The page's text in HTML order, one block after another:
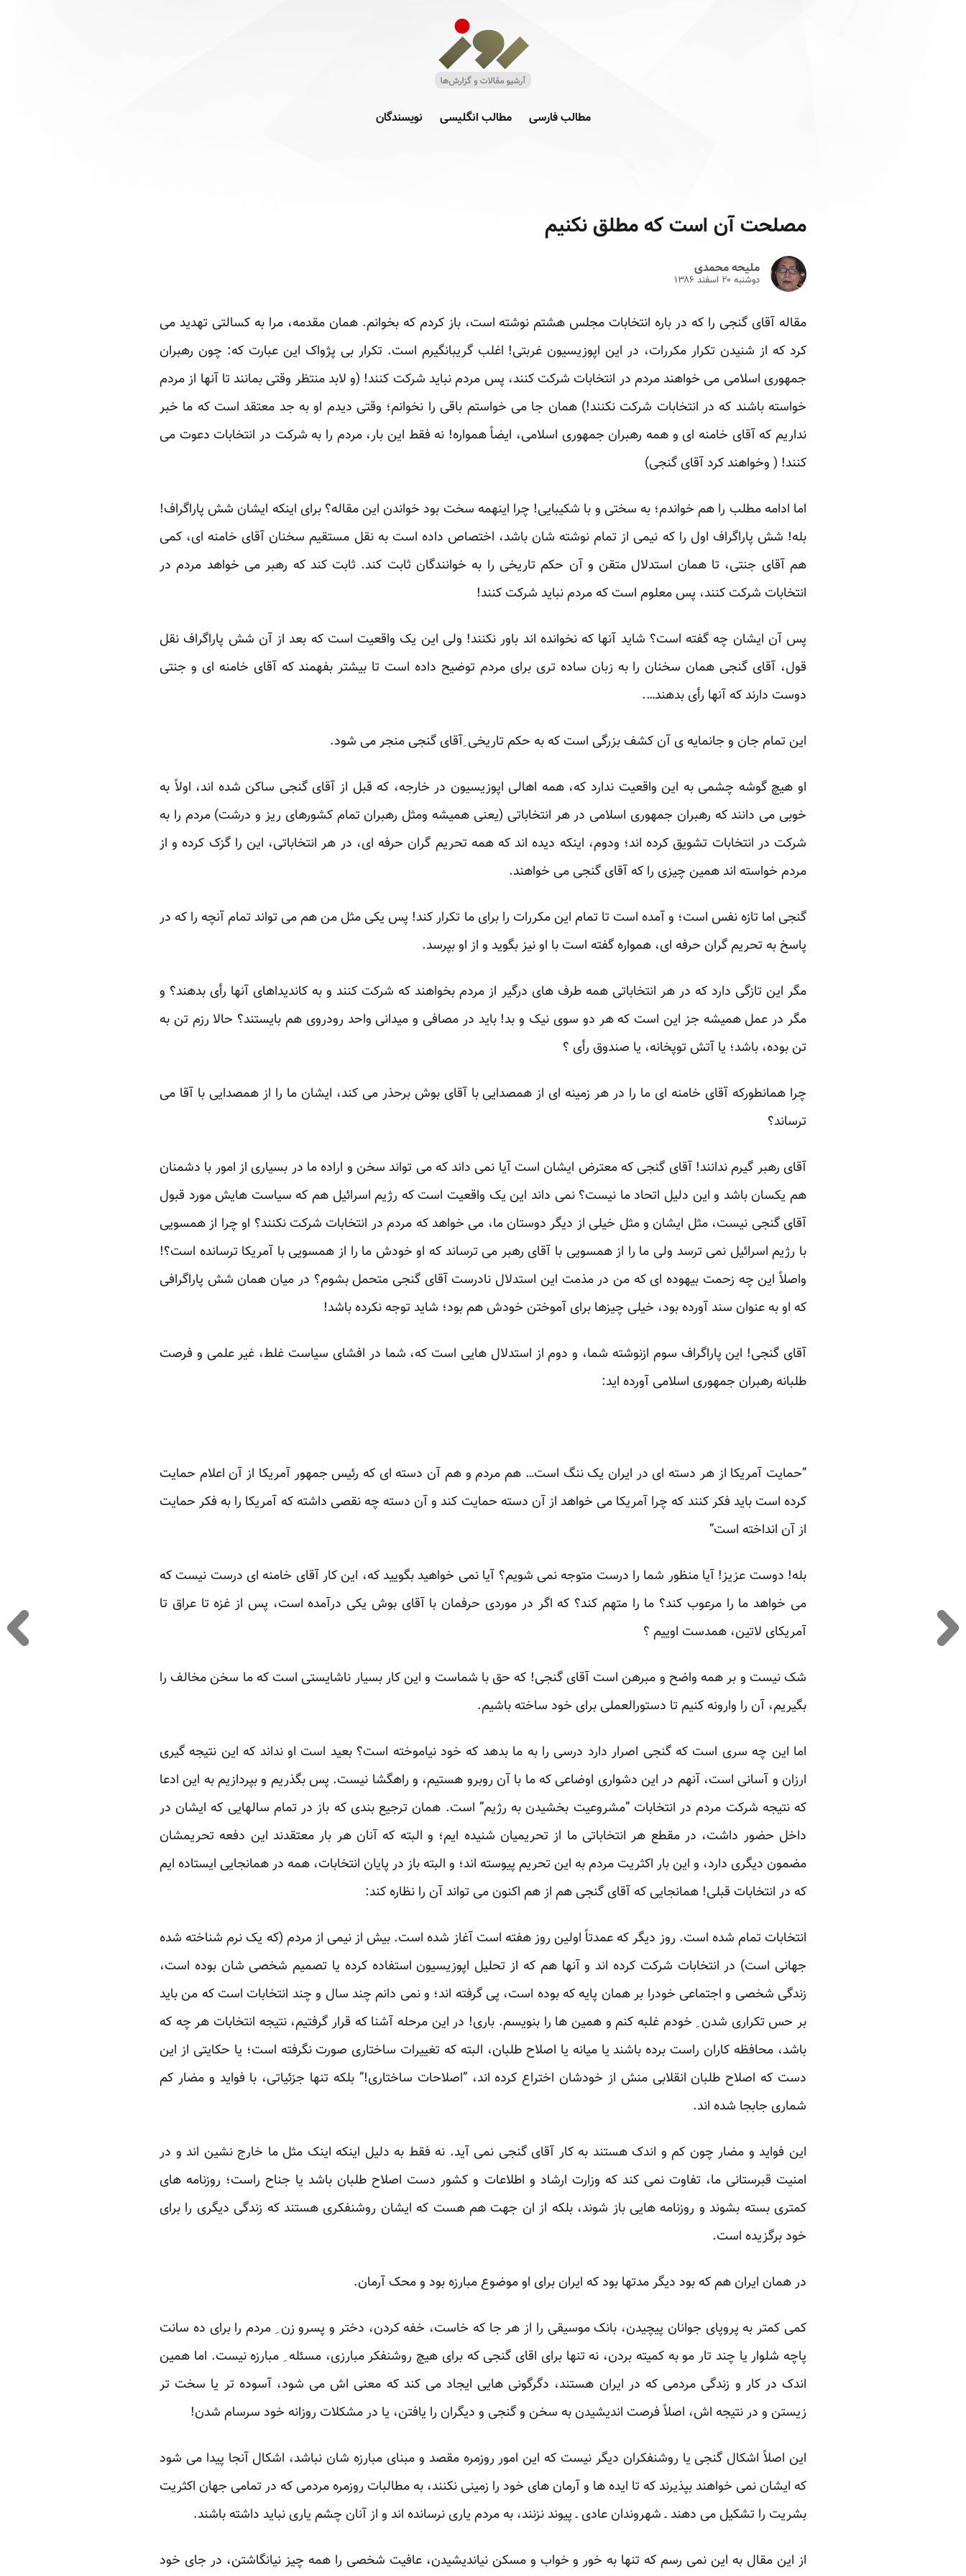
مطالب فارسی مطالب انگلیسی نویسندگان
مصلحت آن است که مطلق نکنیم
ملیحه محمدی
دوشنبه ۲۰ اسفند ۱۳۸۶
مقاله آقای گنجی را که در باره انتخابات مجلس هشتم نوشته است، باز کردم که بخوانم. همان مقدمه، مرا به کسالتی ‏تهدید می
کرد که از شنیدن تکرار مکررات، در این اپوزیسیون غربتی! اغلب گریبانگیرم است. تکرار بی پژواک این ‏عبارت که: چون رهبران
جمهوری اسلامی می خواهند مردم در انتخابات شرکت کنند، پس مردم نباید شرکت کنند! (و ‏لابد منتظر وقتی بمانند تا آنها از مردم
خواسته باشند که در انتخابات شرکت نکنند!) همان جا می خواستم باقی را ‏نخوانم؛ وقتی دیدم او به جد معتقد است که ما خبر
نداریم که آقای خامنه ای و همه رهبران جمهوری اسلامی، ایضاً ‏همواره! نه فقط این بار، مردم را به شرکت در انتخابات دعوت می
کنند! ( وخواهند کرد آقای گنجی)‏
اما ادامه مطلب را هم خواندم؛ به سختی و با شکیبایی! چرا اینهمه سخت بود خواندن این مقاله؟ برای اینکه ایشان شش ‏پاراگراف!
بله! شش پاراگراف اول را که نیمی از تمام نوشته شان باشد، اختصاص داده است به نقل مستقیم سخنان آقای ‏خامنه ای، کمی
هم آقای جنتی، تا همان استدلال متقن و آن حکم تاریخی را به خوانندگان ثابت کند. ثابت کند که رهبر ‏می خواهد مردم در
انتخابات شرکت کنند، پس معلوم است که مردم نباید شرکت کنند! ‏
پس آن ایشان چه گفته است؟ شاید آنها که نخوانده اند باور نکنند! ولی این یک واقعیت است که بعد از آن شش پاراگراف ‏نقل
قول، آقای گنجی همان سخنان را به زبان ساده تری برای مردم توضیح داده است تا بیشتر بفهمند که آقای خامنه ای ‏و جنتی
دوست دارند که آنها رأی بدهند….‏
این تمام جان و جانمایه ی آن کشف بزرگی است که به حکم تاریخی ِآقای گنجی منجر می شود.‏
او هیچ گوشه چشمی به این واقعیت ندارد که، همه اهالی اپوزیسیون در خارجه، که قبل از آقای گنجی ساکن شده اند، ‏اولاً به
خوبی می دانند که رهبران جمهوری اسلامی در هر انتخاباتی (یعنی همیشه ومثل رهبران تمام کشورهای ریز و ‏درشت) مردم را به
شرکت در انتخابات تشویق کرده اند؛ ودوم، اینکه دیده اند که همه تحریم گران حرفه ای، در هر ‏انتخاباتی، این را گزک کرده و از
مردم خواسته اند همین چیزی را که آقای گنجی می خواهند. ‏
گنجی اما تازه نفس است؛ و آمده است تا تمام این مکررات را برای ما تکرار کند! پس یکی مثل من‏‎ ‎هم می تواند تمام ‏آنچه را که در
پاسخ به تحریم گران حرفه ای، همواره گفته است با او نیز بگوید و از او بپرسد.‏
مگر این تازگی دارد که در هر انتخاباتی همه طرف های درگیر از مردم بخواهند که شرکت کنند و به کاندیداهای آنها ‏رأی بدهند؟ و
مگر در عمل همیشه جز این است که هر دو سوی نیک و بد! باید در مصافی و میدانی واحد رودروی هم ‏بایستند؟ حالا رزم تن به
تن بوده، باشد؛ یا آتش توپخانه، یا صندوق رأی ؟‏
چرا همانطورکه آقای خامنه ای ما را در هر زمینه ای از همصدایی با آقای بوش برحذر می کند، ایشان ما را از ‏همصدایی با آقا می
ترساند؟‏
آقای رهبر گیرم ندانند! آقای گنجی که معترض ایشان است آیا نمی داند که می تواند سخن و اراده ما در بسیاری از ‏امور با دشمنان
هم یکسان باشد و این دلیل اتحاد ما نیست؟ نمی داند این یک واقعیت است که رژیم اسرائیل هم که ‏سیاست هایش مورد قبول
آقای گنجی نیست، مثل ایشان و مثل خیلی از دیگر دوستان ما، می خواهد که مردم در انتخابات ‏شرکت نکنند؟ او چرا از همسویی
با رژیم اسرائیل نمی ترسد ولی ما را از همسویی با آقای رهبر می ترساند که او ‏خودش ما را از همسویی با آمریکا ترسانده است؟!
واصلاً این چه زحمت بیهوده ای که من در مذمت این استدلال ‏نادرست آقای گنجی متحمل بشوم؟ در میان همان شش پاراگرافی
که او به عنوان سند آورده بود، خیلی چیزها برای ‏آموختن خودش هم بود؛ شاید توجه نکرده باشد!‏
آقای گنجی! این پاراگراف سوم ازنوشته شما، و دوم از استدلال هایی است که، شما در افشای سیاست غلط، غیر علمی ‏و فرصت
طلبانه رهبران جمهوری اسلامی آورده اید:‏
‏”حمایت آمریکا از هر دسته ای در ایران یک ننگ است… هم مردم و هم آن دسته ای که رئیس جمهور آمریکا از آن ‏اعلام ‏حمایت
کرده است باید فکر کنند که چرا آمریکا می خواهد از آن دسته حمایت کند و آن دسته چه نقصی داشته که ‏آمریکا را ‏به فکر حمایت
از آن انداخته است” ‏
بله! دوست عزیز! آیا منظور شما را درست متوجه نمی شویم؟ آیا نمی خواهید بگویید که، این کار آقای خامنه ای ‏درست نیست که
می خواهد ما را مرعوب کند؟ ما را متهم کند؟ که اگر در موردی حرفمان با آقای بوش یکی درآمده ‏است، پس از غزه تا عراق تا
آمریکای لاتین، همدست اوییم ؟
شک نیست و بر همه واضح و مبرهن است آقای گنجی! که حق با شماست و این کار بسیار ناشایستی است که ما سخن ‏مخالف را
بگیریم، آن را وارونه کنیم تا دستورالعملی برای خود ساخته باشیم. ‏
اما این چه سری است که گنجی اصرار دارد درسی را به ما بدهد که خود نیاموخته است؟ بعید است او نداند که این ‏نتیجه گیری
ارزان و آسانی است، آنهم در این دشواری اوضاعی که ما با آن روبرو هستیم، و راهگشا نیست. پس ‏بگذریم و بپردازیم به این ادعا
که نتیجه شرکت مردم در انتخابات‎ ‎‏”مشروعیت بخشیدن به رژیم” است. همان ترجیع ‏بندی که باز در تمام سالهایی که ایشان در
داخل حضور داشت، در مقطع هر انتخاباتی ما از تحریمیان شنیده ایم؛ و البته ‏که آنان هر بار معتقدند این دفعه تحریمشان
مضمون دیگری دارد، و این بار اکثریت مردم به این تحریم پیوسته اند؛ و ‏البته باز در پایان انتخابات، همه در همانجایی ایستاده ایم
که در انتخابات قبلی! همانجایی که آقای گنجی هم از هم اکنون ‏می تواند آن را نظاره کند:‏
انتخابات تمام شده است. روز دیگر که عمدتاً اولین روز هفته است آغاز شده است. بیش از نیمی از مردم (که یک نرم ‏شناخته شده
جهانی است) در انتخابات شرکت کرده اند و آنها هم که از تحلیل اپوزیسیون استفاده کرده یا تصمیم شخصی ‏شان بوده است،
زندگی شخصی و اجتماعی خودرا بر همان پایه که بوده است، پی گرفته اند؛ و نمی دانم چند سال و چند ‏انتخابات است که من باید
بر حس تکراری شدن ِ خودم غلبه کنم و همین ها را بنویسم. باری! در این مرحله آشنا که قرار ‏گرفتیم، نتیجه انتخابات هر چه که
باشد، محافظه کاران راست برده باشند یا میانه یا اصلاح طلبان، البته که تغییرات ‏ساختاری صورت نگرفته است؛ یا حکایتی از این
دست که اصلاح طلبان انقلابی منش از خودشان اختراع کرده اند، ‏‏”اصلاحات ساختاری!” بلکه تنها جزئیاتی، با فواید و مضار کم
شماری جابجا شده اند. ‏
این فواید و مضار چون کم و اندک هستند به کار آقای گنجی نمی آید. نه فقط به دلیل اینکه اینک مثل ما خارج نشین اند و ‏در
امنیت قبرستانی ما، تفاوت نمی کند که وزارت ارشاد و اطلاعات و کشور دست اصلاح طلبان باشد یا جناح راست؛ ‏روزنامه های
کمتری بسته بشوند و روزنامه هایی باز شوند، بلکه از ان جهت هم هست که ایشان روشنفکری هستند که ‏زندگی دیگری را برای
خود برگزیده است. ‏
در همان ایران هم که بود دیگر مدتها بود که ایران برای او موضوع مبارزه بود و محک آرمان.‏
کمی کمتر به پروپای جوانان پیچیدن، بانک موسیقی را از هر جا که خاست، خفه کردن، دختر و پسرو زن ِ مردم را ‏برای ده سانت
پاچه شلوار یا چند تار مو به کمیته بردن، نه تنها برای اقای گنجی که برای هیچ روشنفکر مبارزی، ‏مسئله ِ مبارزه نیست. اما همین
اندک در کار و زندگی مردمی که در ایران هستند، دگرگونی هایی ایجاد می کند که ‏معنی اش می شود، آسوده تر یا سخت تر
زیستن و در نتیجه اش، اصلاً فرصت اندیشیدن به سخن و گنجی و دیگران را ‏یافتن، یا در مشکلات روزانه خود سرسام شدن! ‏
این اصلاً اشکال گنجی یا روشنفکران دیگر نیست که این امور روزمره مقصد و مبنای مبارزه شان نباشد، اشکال آنجا ‏پیدا می شود
که ایشان نمی خواهند بپذیرند که تا ایده ها و آرمان های خود را زمینی نکنند، به مطالبات روزمره مردمی ‏که در تمامی جهان اکثریت
بشریت را تشکیل می دهند ـ شهروندان عادی ـ پیوند نزنند، به مردم یاری نرسانده اند و از ‏آنان چشم یاری نباید داشته باشند.‏
از این مقال به این نمی رسم که تنها به خور و خواب و مسکن نیاندیشیدن، عافیت شخصی را همه چیز نیانگاشتن، در ‏جای خود